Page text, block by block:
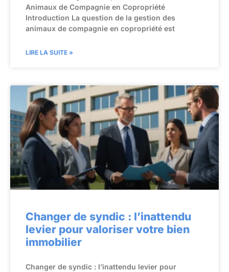
Animaux de Compagnie en Copropriété
Introduction La question de la gestion des
animaux de compagnie en copropriété est
LIRE LA SUITE »
Changer de syndic : l’inattendu
levier pour valoriser votre bien
immobilier
Changer de syndic : l’inattendu levier pour